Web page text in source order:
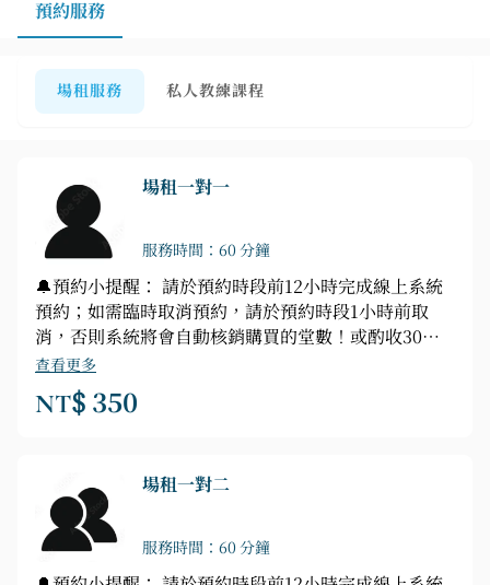
預約服務
場租服務 私人教練課程
場租一對一
服務時間：60 分鐘
🔔預約小提醒： 請於預約時段前12小時完成線上系統
預約；如需臨時取消預約，請於預約時段1小時前取
消，否則系統將會自動核銷購買的堂數！或酌收30%
或全額的場租費用！ ⚠️如超過取消時限，系統無法取
消，或臨時需要現場預約，請私訊小編線上做確認！
查看更多
NT$ 350
場租一對二
服務時間：60 分鐘